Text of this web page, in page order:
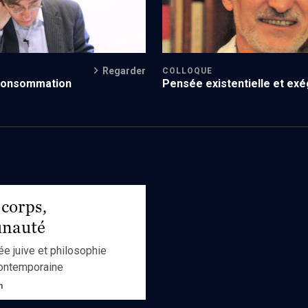
Regarder COLLOQUE
Pensée existentielle et
juive et philosophie